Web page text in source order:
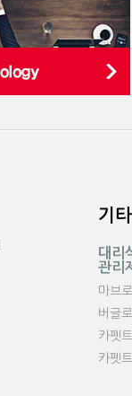
기
대리
관리
마브
버글
카펫
카펫